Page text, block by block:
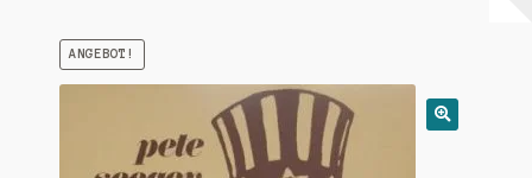
WarenkorbANGEBOT!